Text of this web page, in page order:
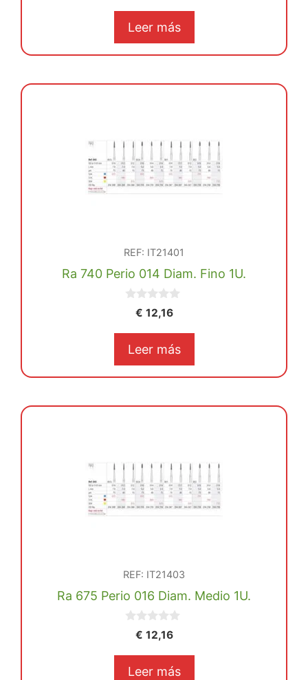
Leer más
REF: IT21401
Ra 740 Perio 014 Diam. Fino 1U.
€ 12,16
Leer más
REF: IT21403
Ra 675 Perio 016 Diam. Medio 1U.
€ 12,16
Leer más